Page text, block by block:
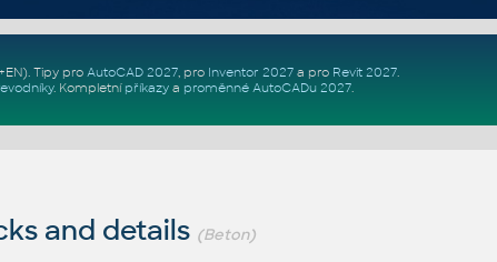
. Tipy pro AutoCAD 2027, pro Inventor 2027a pro Revit 2027.
. Kompletní příkazya proměnné AutoCADu 2027.
and details (Beton)